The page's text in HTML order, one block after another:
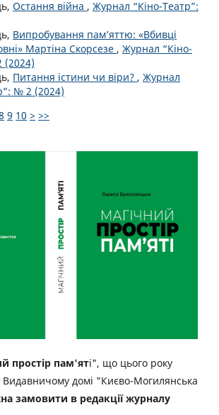
Остання війна , Журнал “Кіно-Театр”:
Випробування пам’яттю: «Вбивці
Мартіна Скорсезе , Журнал “Кіно-
(2024)
Питання істини чи віри? , Журнал
№ 2 (2024)
9 10 > >>
простір пам'яті", що цього року
Видавничому домі "Києво-Могилянська
замовити в редакції журналу